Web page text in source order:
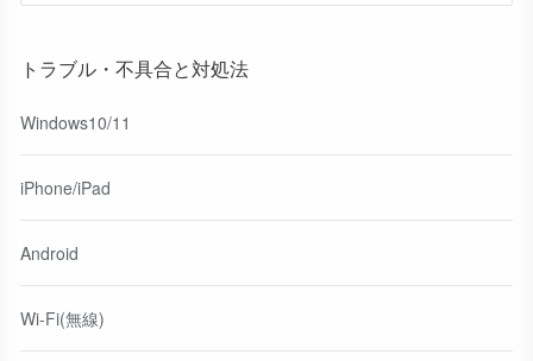
トラブル・不具合と対処法
Windows10/11
iPhone/iPad
Android
Wi-Fi(無線)